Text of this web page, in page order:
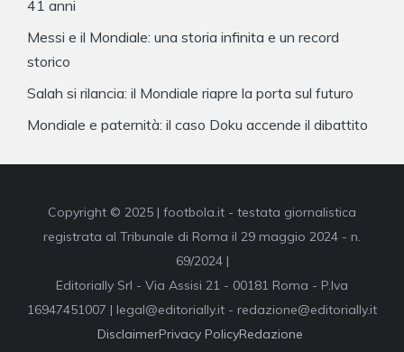
41 anni
Messi e il Mondiale: una storia infinita e un record
storico
Salah si rilancia: il Mondiale riapre la porta sul futuro
Mondiale e paternità: il caso Doku accende il dibattito
Copyright © 2025 | footbola.it - testata giornalistica
registrata al Tribunale di Roma il 29 maggio 2024 - n.
69/2024 |
Editorially Srl - Via Assisi 21 - 00181 Roma - P.Iva
16947451007 | legal@editorially.it - redazione@editorially.it
DisclaimerPrivacy PolicyRedazione